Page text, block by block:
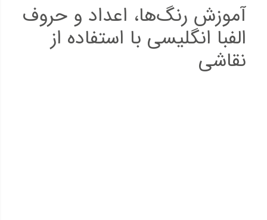
آموزش رنگ‌ها، اعداد و حروف
الفبا انگلیسی با استفاده از
نقاشی